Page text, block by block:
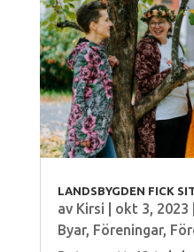
LANDSBYGDEN FICK
av Kirsi okt 3, 2023
Byar, Föreningar,